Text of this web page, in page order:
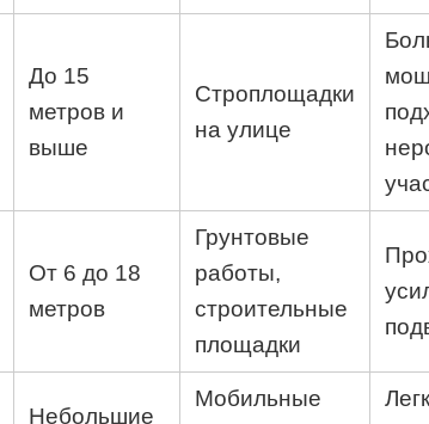
До 15
метров и
выше
Строплощадки
на улице
От 6 до 18
метров
Грунтовые
работы,
строительные
площадки
Небольшие
Мобильные